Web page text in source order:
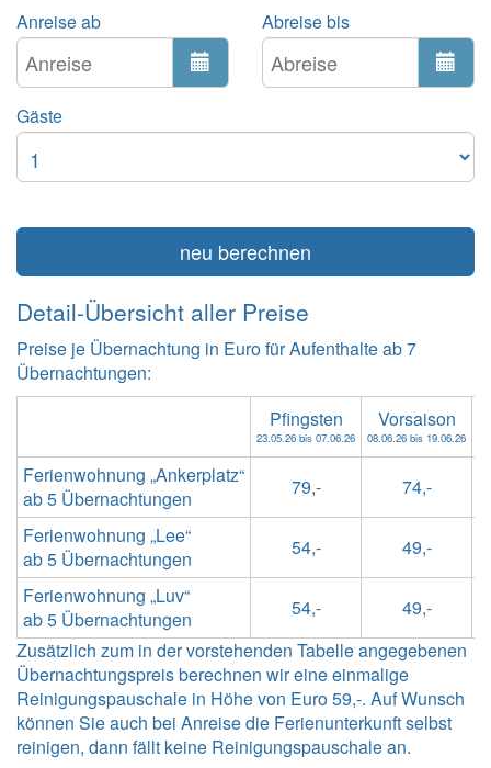
Anreise ab
Abreise bis
Gäste
neu berechnen
Detail-Übersicht aller Preise
Preise je Übernachtung in Euro für Aufenthalte ab 7
Übernachtungen:
Ferienwohnung „Ankerplatz“
ab 5 Übernachtungen
Ferienwohnung „Lee“
ab 5 Übernachtungen
Ferienwohnung „Luv“
ab 5 Übernachtungen
Pfingsten
23.05.26 bis 07.06.26
Vorsaison
08.06.26 bis 19.06.26
79,- 74,-
54,- 49,-
54,-
49,-
Zusätzlich zum in der vorstehenden Tabelle angegebenen
Übernachtungspreis berechnen wir eine einmalige
Reinigungspauschale in Höhe von Euro 59,-. Auf Wunsch
können Sie auch bei Anreise die Ferienunterkunft selbst
reinigen, dann fällt keine Reinigungspauschale an.